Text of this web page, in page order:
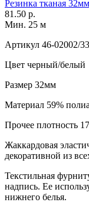
Резинка тканая
81.50 р.
Мин. 25 м
Артикул 46-02002/33
Цвет черный/белый
Размер 32мм
Материал 59%
Прочее плотность
Жаккардовая
декоративной из
Текстильная
надпись. Ее
нижнего белья.